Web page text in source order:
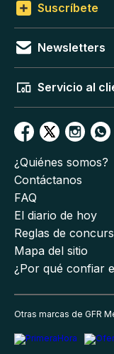
Suscríbete
Newsletters
Servicio al
¿Quiénes somos?
Contáctanos
FAQ
El diario de hoy
Reglas de
Mapa del sitio
¿Por qué confiar
Otras marcas de GFR